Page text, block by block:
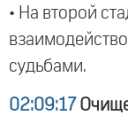
• На второй
судьбами.
02:09:17